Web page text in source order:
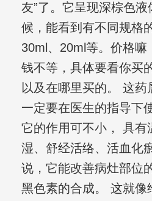
友”了。它呈现深棕色
候，能看到有不同规格
30ml、20ml等。价格嘛
钱不等，具体要看你买
以及在哪里买的。 这药
一定要在医生的指导下
它的作用可不小， 具有
湿、舒经活络、活血化
说，它能改善病灶部位
黑色素的合成。 这就像